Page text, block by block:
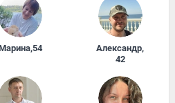
,54 Александр,
42